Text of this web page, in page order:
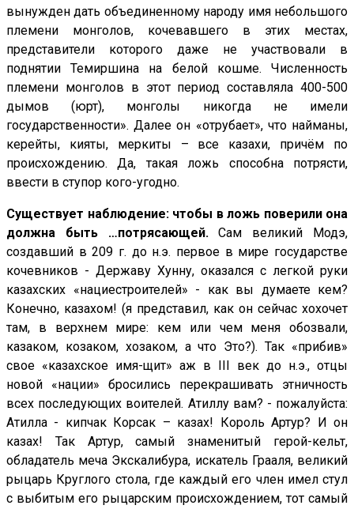
вынужден дать объединенному народу имя небольшого
племени монголов, кочевавшего в этих местах,
представители которого даже не участвовали в
поднятии Темиршина на белой кошме. Численность
племени монголов в этот период составляла 400-500
дымов (юрт), монголы никогда не имели
государственности». Далее он «отрубает», что найманы,
керейты, кияты, меркиты – все казахи, причём по
происхождению. Да, такая ложь способна потрясти,
ввести в ступор кого-угодно.
Существует наблюдение: чтобы в ложь поверили она
должна быть …потрясающей.Сам великий Модэ,
создавший в 209 г. до н.э. первое в мире государстве
кочевников - Державу Хунну, оказался с легкой руки
казахских «нациестроителей» - как вы думаете кем?
Конечно, казахом! (я представил, как он сейчас хохочет
там, в верхнем мире: кем или чем меня обозвали,
казаком, козаком, хозаком, а что Это?). Так «прибив»
свое «казахское имя-щит» аж в III век до н.э., отцы
новой «нации» бросились перекрашивать этничность
всех последующих воителей. Атиллу вам? - пожалуйста:
Атилла - кипчак Корсак – казах! Король Артур? И он
казах! Так Артур, самый знаменитый герой-кельт,
обладатель меча Экскалибура, искатель Грааля, великий
рыцарь Круглого стола, где каждый его член имел стул
с выбитым его рыцарским происхождением, тот самый